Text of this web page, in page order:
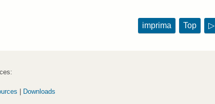
imprima Top ▷
Downloads